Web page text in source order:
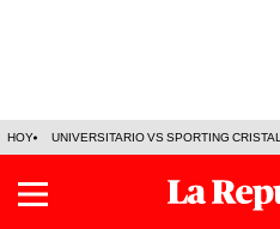
HOY UNIVERSITARIO VS SPORTING CRISTAL